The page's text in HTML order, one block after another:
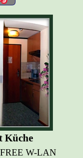
Küche
W-LAN